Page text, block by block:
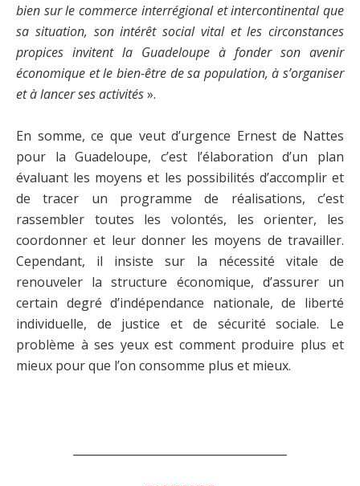
bien sur le commerce interrégional et intercontinental que
sa situation, son intérêt social vital et les circonstances
propices invitent la Guadeloupe à fonder son avenir
économique et le bien-être de sa population, à s’organiser
et à lancer ses activités».
En somme, ce que veut d’urgence Ernest de Nattes
pour la Guadeloupe, c’est l’élaboration d’un plan
évaluant les moyens et les possibilités d’accomplir et
de tracer un programme de réalisations, c’est
rassembler toutes les volontés, les orienter, les
coordonner et leur donner les moyens de travailler.
Cependant, il insiste sur la nécessité vitale de
renouveler la structure économique, d’assurer un
certain degré d’indépendance nationale, de liberté
individuelle, de justice et de sécurité sociale. Le
problème à ses yeux est comment produire plus et
mieux pour que l’on consomme plus et mieux.